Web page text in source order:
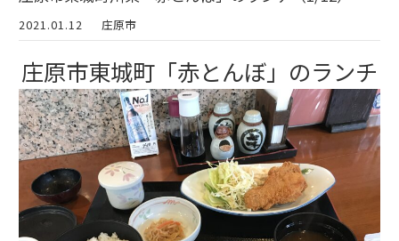
2021.01.12 庄原市
庄原市東城町「赤とんぼ」のランチ